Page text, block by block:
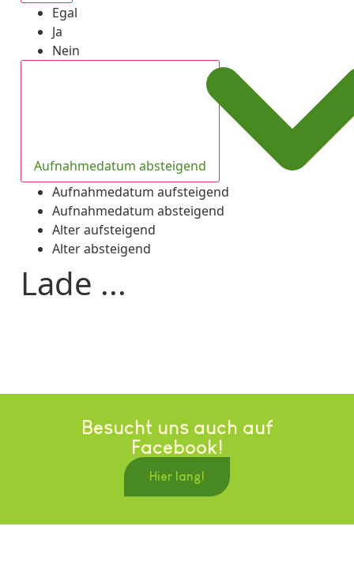
Egal
Ja
Nein
Aufnahmedatum absteigend
Aufnahmedatum aufsteigend
Aufnahmedatum absteigend
Alter aufsteigend
Alter absteigend
Lade ...
Besucht uns auch auf
Facebook!
Hier lang!